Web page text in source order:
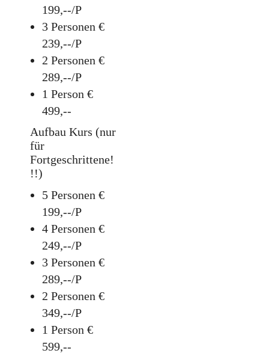
199,--/P
3 Personen €
239,--/P
2 Personen €
289,--/P
1 Person €
499,--
Aufbau Kurs (nur
für
Fortgeschrittene!
!!)
5 Personen €
199,--/P
4 Personen €
249,--/P
3 Personen €
289,--/P
2 Personen €
349,--/P
1 Person €
599,--